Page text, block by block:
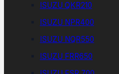
ISUZU QKR210
ISUZU NPR400
ISUZU NQR550
ISUZU FRR650